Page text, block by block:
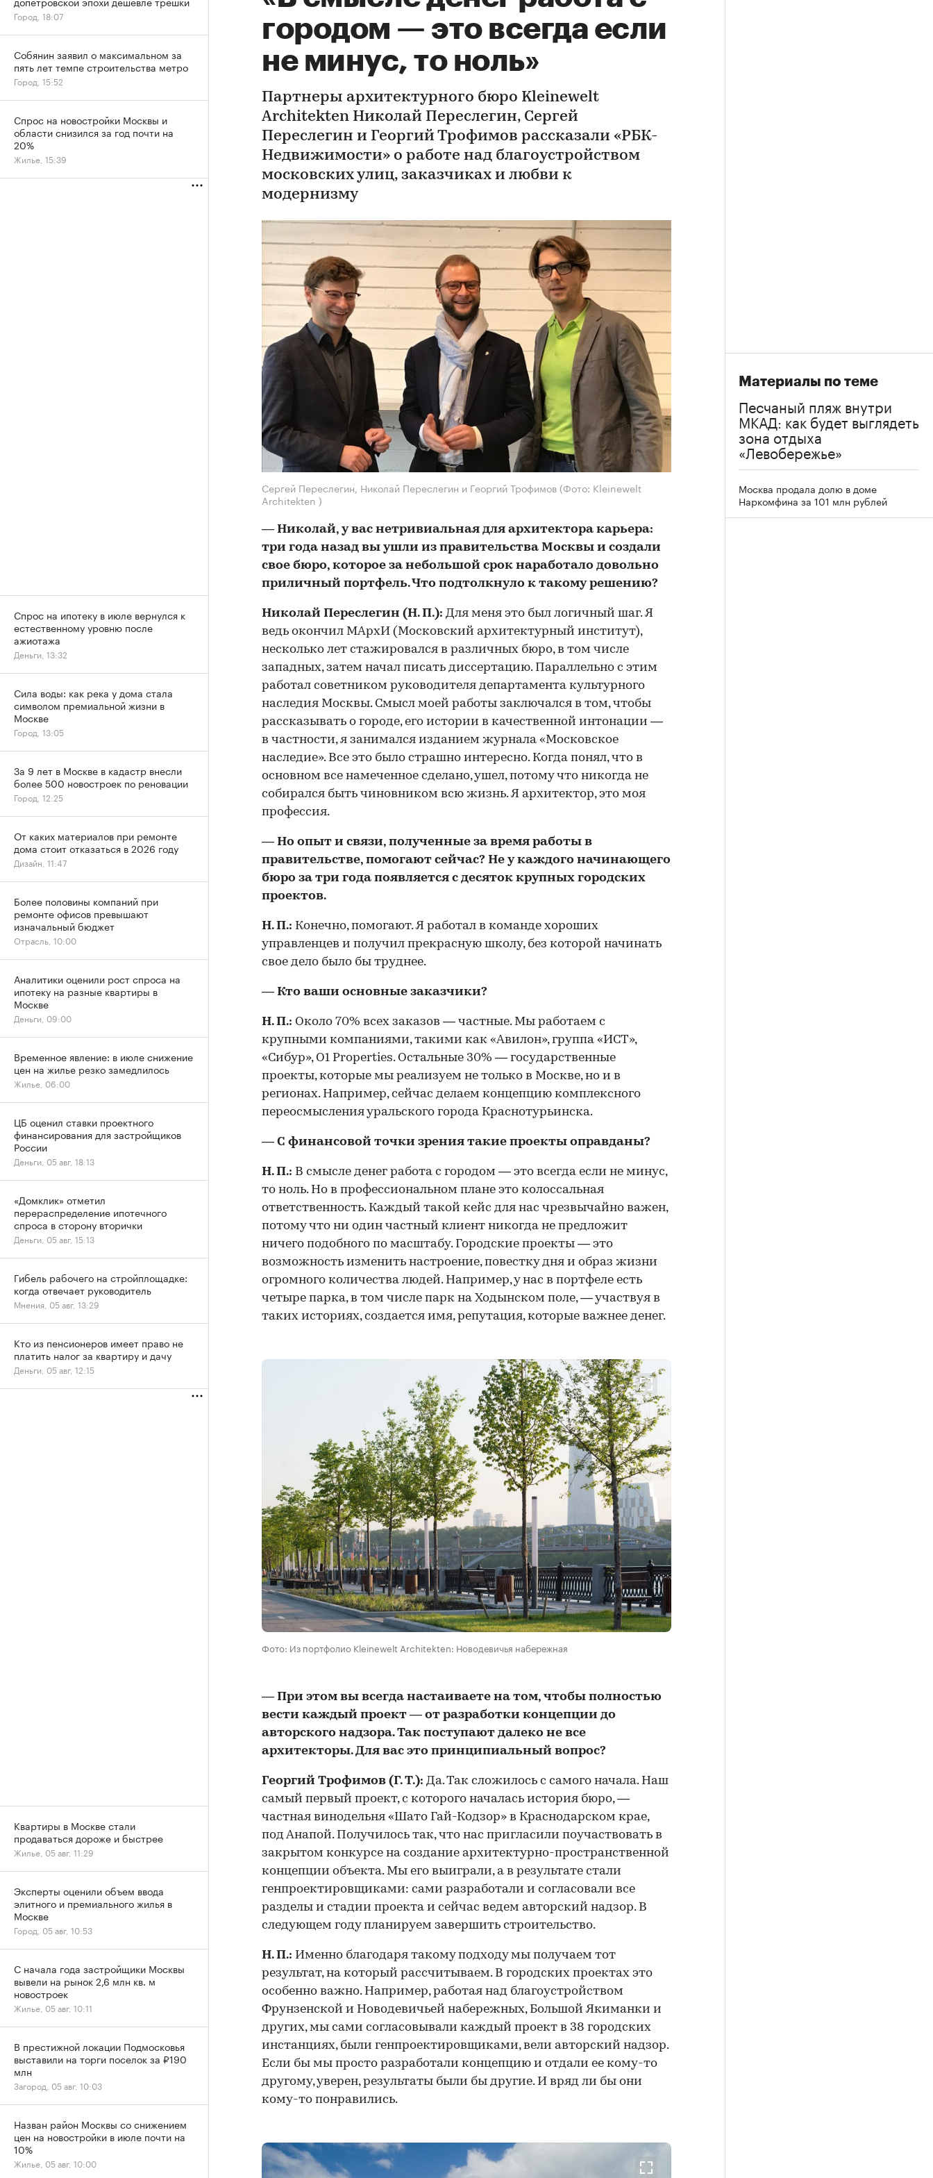
городом — это всегда если
не минус, то ноль»
Партнеры архитектурного бюро Kleinewelt
Architekten Николай Переслегин, Сергей
Переслегин и Георгий Трофимов рассказали «РБК-
Недвижимости» о работе над благоустройством
московских улиц, заказчиках и любви к
модернизму
Сергей Переслегин, Николай Переслегин и Георгий Трофимов (Фото: Kleinewelt
Architekten )
— Николай, у вас нетривиальная для архитектора карьера:
три года назад вы ушли из правительства Москвы и создали
свое бюро, которое за небольшой срок наработало довольно
приличный портфель. Что подтолкнуло к такому решению?
Николай Переслегин (Н. П.): Для меня это был логичный шаг. Я
ведь окончил МАрхИ (Московский архитектурный институт),
несколько лет стажировался в различных бюро, в том числе
западных, затем начал писать диссертацию. Параллельно с этим
работал советником руководителя департамента культурного
наследия Москвы. Смысл моей работы заключался в том, чтобы
рассказывать о городе, его истории в качественной интонации —
в частности, я занимался изданием журнала «Московское
наследие». Все это было страшно интересно. Когда понял, что в
основном все намеченное сделано, ушел, потому что никогда не
собирался быть чиновником всю жизнь. Я архитектор, это моя
профессия.
— Но опыт и связи, полученные за время работы в
правительстве, помогают сейчас? Не у каждого начинающего
бюро за три года появляется с десяток крупных городских
проектов.
Н. П.: Конечно, помогают. Я работал в команде хороших
управленцев и получил прекрасную школу, без которой начинать
свое дело было бы труднее.
— Кто ваши основные заказчики?
Н. П.: Около 70% всех заказов — частные. Мы работаем с
крупными компаниями, такими как «Авилон», группа «ИСТ»,
«Сибур», О1 Properties. Остальные 30% — государственные
проекты, которые мы реализуем не только в Москве, но и в
регионах. Например, сейчас делаем концепцию комплексного
переосмысления уральского города Краснотурьинска.
— С финансовой точки зрения такие проекты оправданы?
Н. П.: В смысле денег работа с городом — это всегда если не минус,
то ноль. Но в профессиональном плане это колоссальная
ответственность. Каждый такой кейс для нас чрезвычайно важен,
потому что ни один частный клиент никогда не предложит
ничего подобного по масштабу. Городские проекты — это
возможность изменить настроение, повестку дня и образ жизни
огромного количества людей. Например, у нас в портфеле есть
четыре парка, в том числе парк на Ходынском поле, — участвуя в
таких историях, создается имя, репутация, которые важнее денег.
Фото: Из портфолио Kleinewelt Architekten: Новодевичья набережная
— При этом вы всегда настаиваете на том, чтобы полностью
вести каждый проект — от разработки концепции до
авторского надзора. Так поступают далеко не все
архитекторы. Для вас это принципиальный вопрос?
Георгий Трофимов (Г. Т.): Да. Так сложилось с самого начала. Наш
самый первый проект, с которого началась история бюро, —
частная винодельня «Шато Гай-Кодзор» в Краснодарском крае,
под Анапой. Получилось так, что нас пригласили поучаствовать в
закрытом конкурсе на создание архитектурно-пространственной
концепции объекта. Мы его выиграли, а в результате стали
генпроектировщиками: сами разработали и согласовали все
разделы и стадии проекта и сейчас ведем авторский надзор. В
следующем году планируем завершить строительство.
Н. П.: Именно благодаря такому подходу мы получаем тот
результат, на который рассчитываем. В городских проектах это
особенно важно. Например, работая над благоустройством
Фрунзенской и Новодевичьей набережных, Большой Якиманки и
других, мы сами согласовывали каждый проект в 38 городских
инстанциях, были генпроектировщиками, вели авторский надзор.
Если бы мы просто разработали концепцию и отдали ее кому-то
другому, уверен, результаты были бы другие. И вряд ли бы они
кому-то понравились.
Материалы по теме
Песчаный пляж внутри
МКАД: как будет выглядеть
зона отдыха
«Левобережье»
Москва продала долю в доме
Наркомфина за 101 млн рублей
Город, 18:07
Собянин заявил о максимальном за
пять лет темпе строительства метро
Город, 15:52
Спрос на новостройки Москвы и
области снизился за год почти на
20%
Жилье, 15:39
Спрос на ипотеку в июле вернулся к
естественному уровню после
ажиотажа
Деньги, 13:32
Сила воды: как река у дома стала
символом премиальной жизни в
Москве
Город, 13:05
За 9 лет в Москве в кадастр внесли
более 500 новостроек по реновации
Город, 12:25
От каких материалов при ремонте
дома стоит отказаться в 2026 году
Дизайн, 11:47
Более половины компаний при
ремонте офисов превышают
изначальный бюджет
Отрасль, 10:00
Аналитики оценили рост спроса на
ипотеку на разные квартиры в
Москве
Деньги, 09:00
Временное явление: в июле снижение
цен на жилье резко замедлилось
Жилье, 06:00
ЦБ оценил ставки проектного
финансирования для застройщиков
России
Деньги, 05 авг, 18:13
«Домклик» отметил
перераспределение ипотечного
спроса в сторону вторички
Деньги, 05 авг, 15:13
Гибель рабочего на стройплощадке:
когда отвечает руководитель
Мнения, 05 авг, 13:29
Кто из пенсионеров имеет право не
платить налог за квартиру и дачу
Деньги, 05 авг, 12:15
Квартиры в Москве стали
продаваться дороже и быстрее
Жилье, 05 авг, 11:29
Эксперты оценили объем ввода
элитного и премиального жилья в
Москве
Город, 05 авг, 10:53
С начала года застройщики Москвы
вывели на рынок 2,6 млн кв. м
новостроек
Жилье, 05 авг, 10:11
В престижной локации Подмосковья
выставили на торги поселок за ₽190
млн
Загород, 05 авг, 10:03
Назван район Москвы со снижением
цен на новостройки в июле почти на
10%
Жилье, 05 авг, 10:00